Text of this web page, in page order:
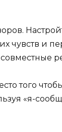
чувств и
того
«я-